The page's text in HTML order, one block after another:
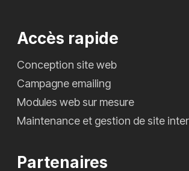
Accès rapide
Conception site web
Campagne emailing
Modules web sur mesure
Maintenance et gestion de site
Partenaires